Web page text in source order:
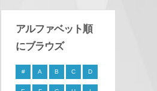
アルファベット順
にブラウズ
# A B C D